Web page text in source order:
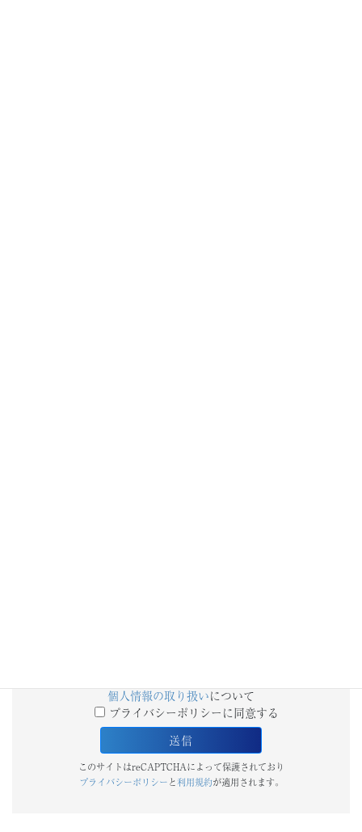
個人情報の取り扱いについて
プライバシーポリシーに同意する
このサイトはreCAPTCHAによって保護されており
プライバシーポリシーと利用規約が適用されます。